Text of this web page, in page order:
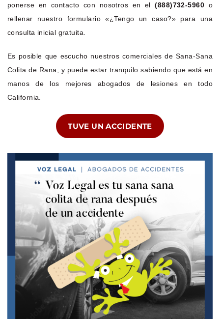
ponerse en contacto con nosotros en el(888)732-5960 o
rellenar nuestro formulario «¿Tengo un caso?» para una
consulta inicial gratuita.
Es posible que escucho nuestros comerciales de Sana-Sana
Colita de Rana, y puede estar tranquilo sabiendo que está en
manos de los mejores abogados de lesiones en todo
California.
TUVE UN ACCIDENTE